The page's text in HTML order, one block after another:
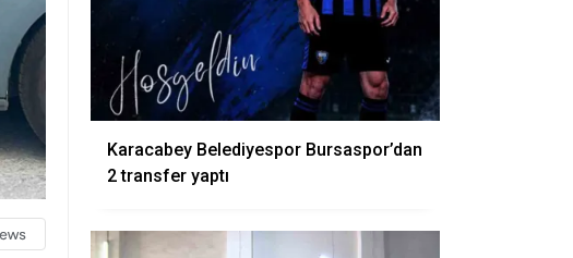
Karacabey Belediyespor Bursaspor’dan
2 transfer yaptı